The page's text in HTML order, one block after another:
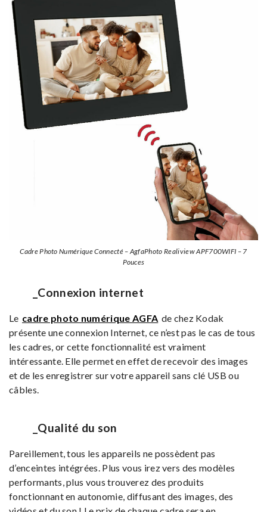
Cadre Photo Numérique Connecté – AgfaPhoto Realiview APF700WIFI – 7
Pouces
_Connexion internet
Le cadre photo numérique AGFA de chez Kodak
présente une connexion Internet, ce n’est pas le cas de tous
les cadres, or cette fonctionnalité est vraiment
intéressante. Elle permet en effet de recevoir des images
et de les enregistrer sur votre appareil sans clé USB ou
câbles.
_Qualité du son
Pareillement, tous les appareils ne possèdent pas
d’enceintes intégrées. Plus vous irez vers des modèles
performants, plus vous trouverez des produits
fonctionnant en autonomie, diffusant des images, des